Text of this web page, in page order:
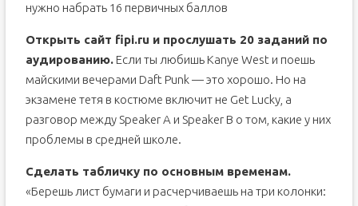
нужно набрать 16 первичных баллов
Открыть сайт fipi.ru и прослушать 20 заданий по
аудированию.Если ты любишь Kanye West и поешь
майскими вечерами Daft Punk — это хорошо. Но на
экзамене тетя в костюме включит не Get Lucky, а
разговор между Speaker A и Speaker В о том, какие у них
проблемы в средней школе.
Сделать табличку по основным временам.
«Берешь лист бумаги и расчерчиваешь на три колонки: